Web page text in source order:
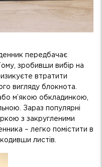
передбачає
зробивши вибір на
втратити
вигляду блокнота.
м’якою обкладинкою,
Зараз популярні
з закругленими
– легко помістити в
листів.